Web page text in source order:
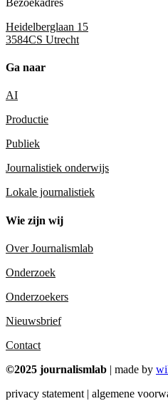
Heidelberglaan 15
3584CS Utrecht
Ga naar
AI
Productie
Publiek
Journalistiek onderwijs
Lokale journalistiek
Wie zijn wij
Over Journalismlab
Onderzoek
Onderzoekers
Nieuwsbrief
Contact
©2025 journalismlab | made by
privacy statement | algemene